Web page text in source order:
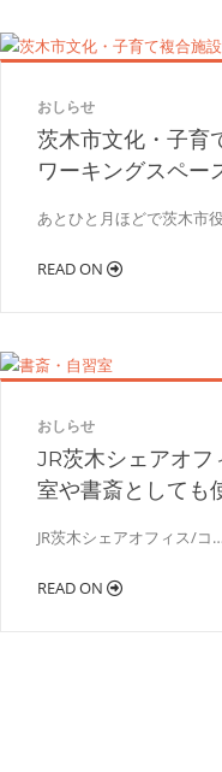
おしらせ
茨木市文化・子育
ワーキングスペー
あとひと月ほどで茨木市
READ ON
おしらせ
JR茨木シェアオ
室や書斎としても
JR茨木シェアオフィス/コ…
READ ON